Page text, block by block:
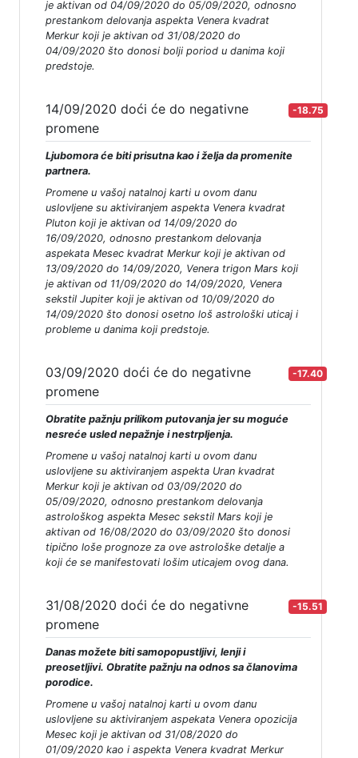
je aktivan od 04/09/2020 do 05/09/2020, odnosno
prestankom delovanja aspekta Venera kvadrat
Merkur koji je aktivan od 31/08/2020 do
04/09/2020 što donosi bolji poriod u danima koji
predstoje.
14/09/2020 doći će do negativne
promene
-18.75
Ljubomora će biti prisutna kao i želja da promenite
partnera.
Promene u vašoj natalnoj karti u ovom danu
uslovljene su aktiviranjem aspekta Venera kvadrat
Pluton koji je aktivan od 14/09/2020 do
16/09/2020, odnosno prestankom delovanja
aspekata Mesec kvadrat Merkur koji je aktivan od
13/09/2020 do 14/09/2020, Venera trigon Mars koji
je aktivan od 11/09/2020 do 14/09/2020, Venera
sekstil Jupiter koji je aktivan od 10/09/2020 do
14/09/2020 što donosi osetno loš astrološki uticaj i
probleme u danima koji predstoje.
03/09/2020 doći će do negativne
promene
-17.40
Obratite pažnju prilikom putovanja jer su moguće
nesreće usled nepažnje i nestrpljenja.
Promene u vašoj natalnoj karti u ovom danu
uslovljene su aktiviranjem aspekta Uran kvadrat
Merkur koji je aktivan od 03/09/2020 do
05/09/2020, odnosno prestankom delovanja
astrološkog aspekta Mesec sekstil Mars koji je
aktivan od 16/08/2020 do 03/09/2020 što donosi
tipično loše prognoze za ove astrološke detalje a
koji će se manifestovati lošim uticajem ovog dana.
31/08/2020 doći će do negativne
promene
-15.51
Danas možete biti samopopustljivi, lenji i
preosetljivi. Obratite pažnju na odnos sa članovima
porodice.
Promene u vašoj natalnoj karti u ovom danu
uslovljene su aktiviranjem aspekata Venera opozicija
Mesec koji je aktivan od 31/08/2020 do
01/09/2020 kao i aspekta Venera kvadrat Merkur